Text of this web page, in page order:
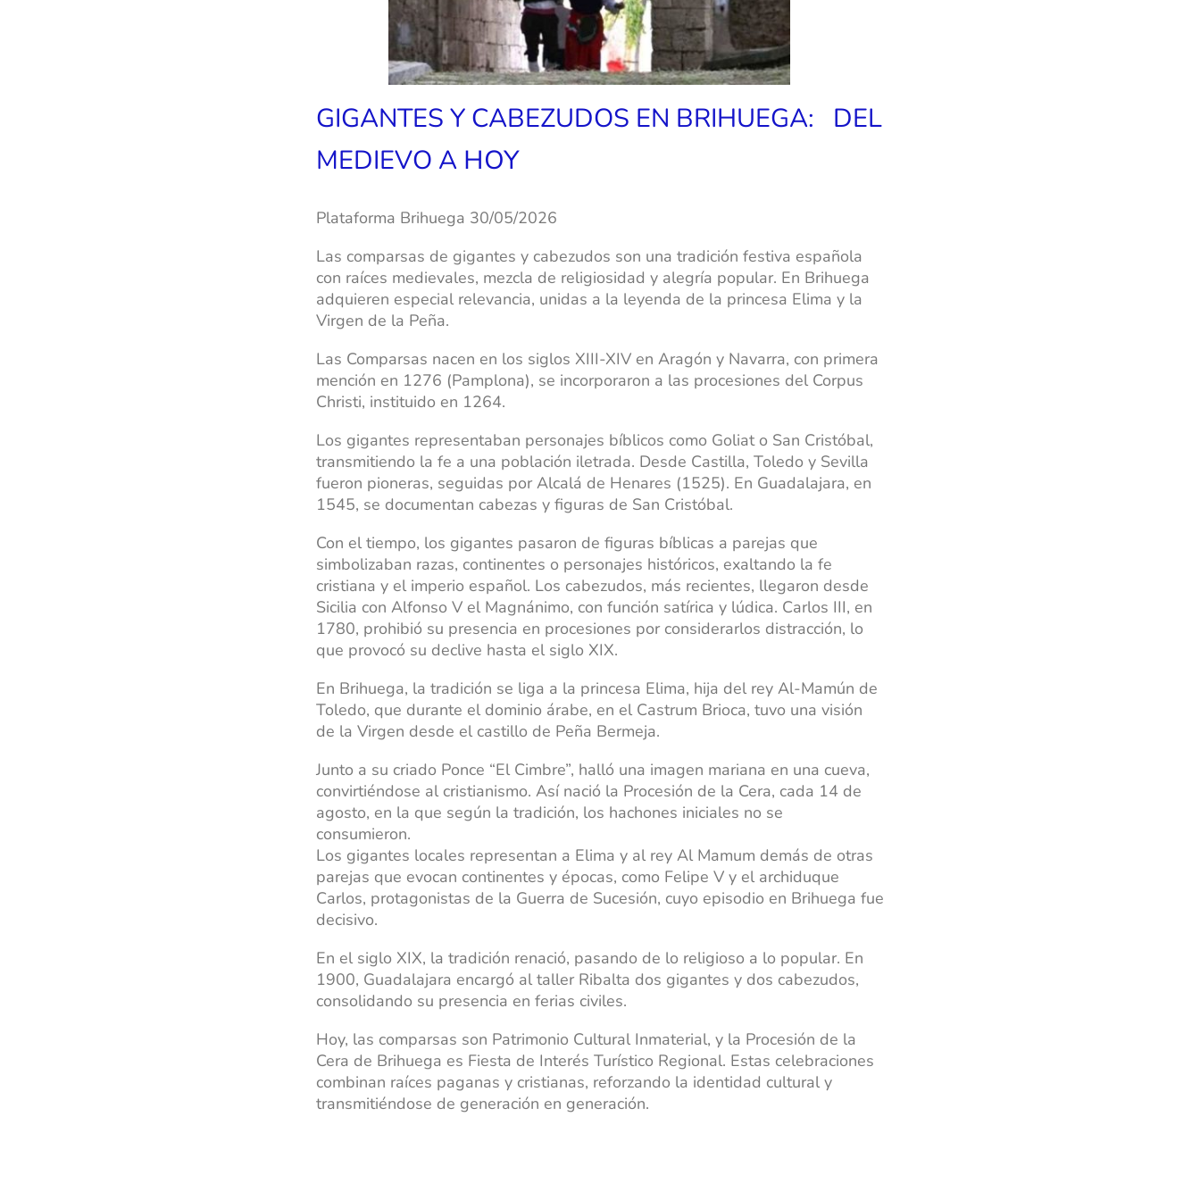
Plataforma Brihuega 30/05/2026
Las comparsas de gigantes y cabezudos son una tradición festiva española
con raíces medievales, mezcla de religiosidad y alegría popular. En Brihuega
adquieren especial relevancia, unidas a la leyenda de la princesa Elima y la
Virgen de la Peña.
Las Comparsas nacen en los siglos XIII-XIV en Aragón y Navarra, con primera
mención en 1276 (Pamplona), se incorporaron a las procesiones del Corpus
Christi, instituido en 1264.
Los gigantes representaban personajes bíblicos como Goliat o San Cristóbal,
transmitiendo la fe a una población iletrada. Desde Castilla, Toledo y Sevilla
fueron pioneras, seguidas por Alcalá de Henares (1525). En Guadalajara, en
1545, se documentan cabezas y figuras de San Cristóbal.
Con el tiempo, los gigantes pasaron de figuras bíblicas a parejas que
simbolizaban razas, continentes o personajes históricos, exaltando la fe
cristiana y el imperio español. Los cabezudos, más recientes, llegaron desde
Sicilia con Alfonso V el Magnánimo, con función satírica y lúdica. Carlos III, en
1780, prohibió su presencia en procesiones por considerarlos distracción, lo
que provocó su declive hasta el siglo XIX.
En Brihuega, la tradición se liga a la princesa Elima, hija del rey Al-Mamún de
Toledo, que durante el dominio árabe, en el Castrum Brioca, tuvo una visión
de la Virgen desde el castillo de Peña Bermeja.
Junto a su criado Ponce “El Cimbre”, halló una imagen mariana en una cueva,
convirtiéndose al cristianismo. Así nació la Procesión de la Cera, cada 14 de
agosto, en la que según la tradición, los hachones iniciales no se
consumieron.
Los gigantes locales representan a Elima y al rey Al Mamum demás de otras
parejas que evocan continentes y épocas, como Felipe V y el archiduque
Carlos, protagonistas de la Guerra de Sucesión, cuyo episodio en Brihuega fue
decisivo.
En el siglo XIX, la tradición renació, pasando de lo religioso a lo popular. En
1900, Guadalajara encargó al taller Ribalta dos gigantes y dos cabezudos,
consolidando su presencia en ferias civiles.
Hoy, las comparsas son Patrimonio Cultural Inmaterial, y la Procesión de la
Cera de Brihuega es Fiesta de Interés Turístico Regional. Estas celebraciones
combinan raíces paganas y cristianas, reforzando la identidad cultural y
transmitiéndose de generación en generación.
GIGANTES Y CABEZUDOS EN BRIHUEGA: DEL
MEDIEVO A HOY